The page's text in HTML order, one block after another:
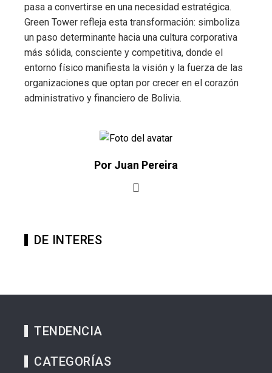
pasa a convertirse en una necesidad estratégica.
Green Tower refleja esta transformación: simboliza
un paso determinante hacia una cultura corporativa
más sólida, consciente y competitiva, donde el
entorno físico manifiesta la visión y la fuerza de las
organizaciones que optan por crecer en el corazón
administrativo y financiero de Bolivia.
Por Juan Pereira
DE INTERES
TENDENCIA
CATEGORÍAS